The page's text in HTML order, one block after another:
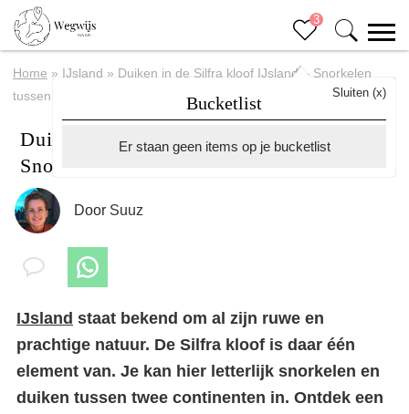
3
Bucketlist
Sluiten (x)
Er staan geen items op je bucketlist
Home » IJsland » Duiken in de Silfra kloof IJsland – Snorkelen
tussen 2 continenten
Duiken in de Silfra kloof IJsland –
Snorkelen tussen 2 continenten
Door Suuz
IJsland staat bekend om al zijn ruwe en
prachtige natuur. De Silfra kloof is daar één
element van. Je kan hier letterlijk snorkelen en
duiken tussen twee continenten in. Ontdek een